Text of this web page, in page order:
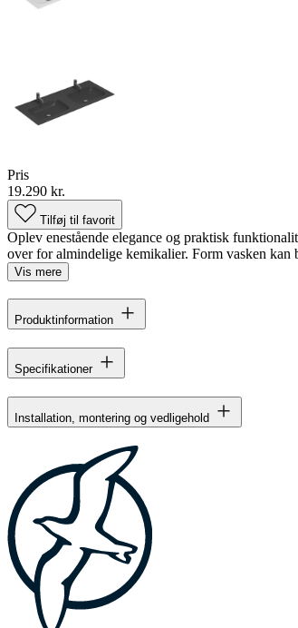
Pris
19.290 kr.
Tilføj til favorit
Oplev enestående elegance og praktisk
over for almindelige kemikalier. Form vasken kan
Vis mere
Produktinformation
Specifikationer
Installation, montering og vedligehold